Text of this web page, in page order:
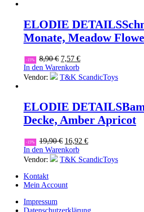
ELODIE DETAILS
Monate, Meadow
-15% 8,90€ Ursprünglicher
Preis
war:
7,57 €Aktueller
ist:
In den Warenkorb
Vendor:
T&K ScandicToys
ELODIE DETAILS
Decke, Amber Apricot
-15% 19,90€ Ursprünglicher
Preis
war:
16,92 €Aktueller
ist:
In den Warenkorb
Vendor:
T&K ScandicToys
Kontakt
Mein Account
Impressum
Datenschutzerklärung